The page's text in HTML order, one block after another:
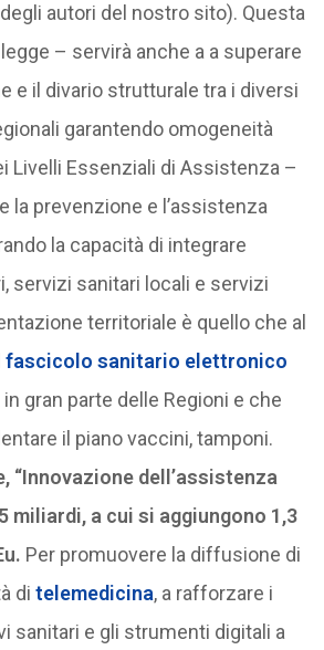
autori del nostro sito). Questa
– servirà anche a a superare
e il divario strutturale tra i diversi
garantendo omogeneità
Livelli Essenziali di Assistenza –
la prevenzione e l’assistenza
la capacità di integrare
servizi sanitari locali e servizi
territoriale è quello che al
fascicolo sanitario elettronico
gran parte delle Regioni e che
il piano vaccini, tamponi.
“Innovazione dell’assistenza
miliardi, a cui si aggiungono 1,3
Per promuovere la diffusione di
di telemedicina, a rafforzare i
sanitari e gli strumenti digitali a